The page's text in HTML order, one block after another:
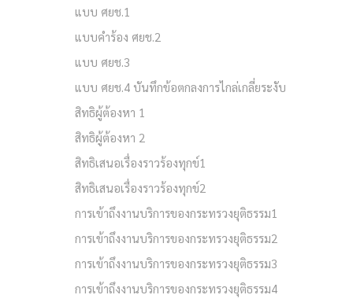
แบบ ศยช.1
แบบคำร้อง ศยช.2
แบบ ศยช.3
แบบ ศยช.4 บันทึกข้อตกลงการไกล่เกลี่ยระงับ
สิทธิผู้ต้องหา 1
สิทธิผู้ต้องหา 2
สิทธิเสนอเรื่องราวร้องทุกข์1
สิทธิเสนอเรื่องราวร้องทุกข์2
การเข้าถึงงานบริการของกระทรวงยุติธรรม1
การเข้าถึงงานบริการของกระทรวงยุติธรรม2
การเข้าถึงงานบริการของกระทรวงยุติธรรม3
การเข้าถึงงานบริการของกระทรวงยุติธรรม4